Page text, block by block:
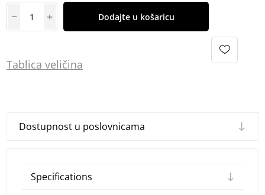
Dodajte u košaricu
Tablica veličina
Dostupnost u poslovnicama
Specifications